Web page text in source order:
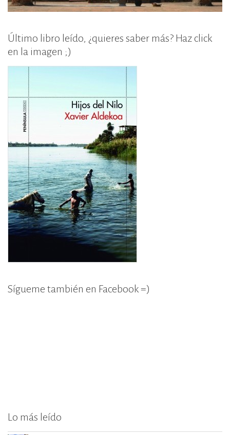
Último libro leído, ¿quieres saber más? Haz click
en la imagen ;)
Sígueme también en Facebook =)
Lo más leído